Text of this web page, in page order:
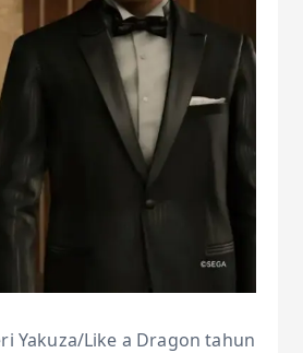
Yakuza/Like a Dragon tahun